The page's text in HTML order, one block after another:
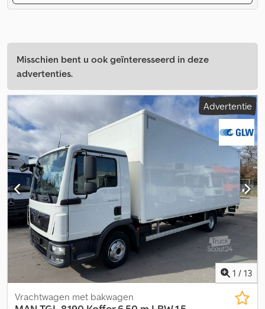
Misschien bent u ook geïnteresseerd in deze
advertenties.
Advertentie
1 / 13
Vrachtwagen met bakwagen